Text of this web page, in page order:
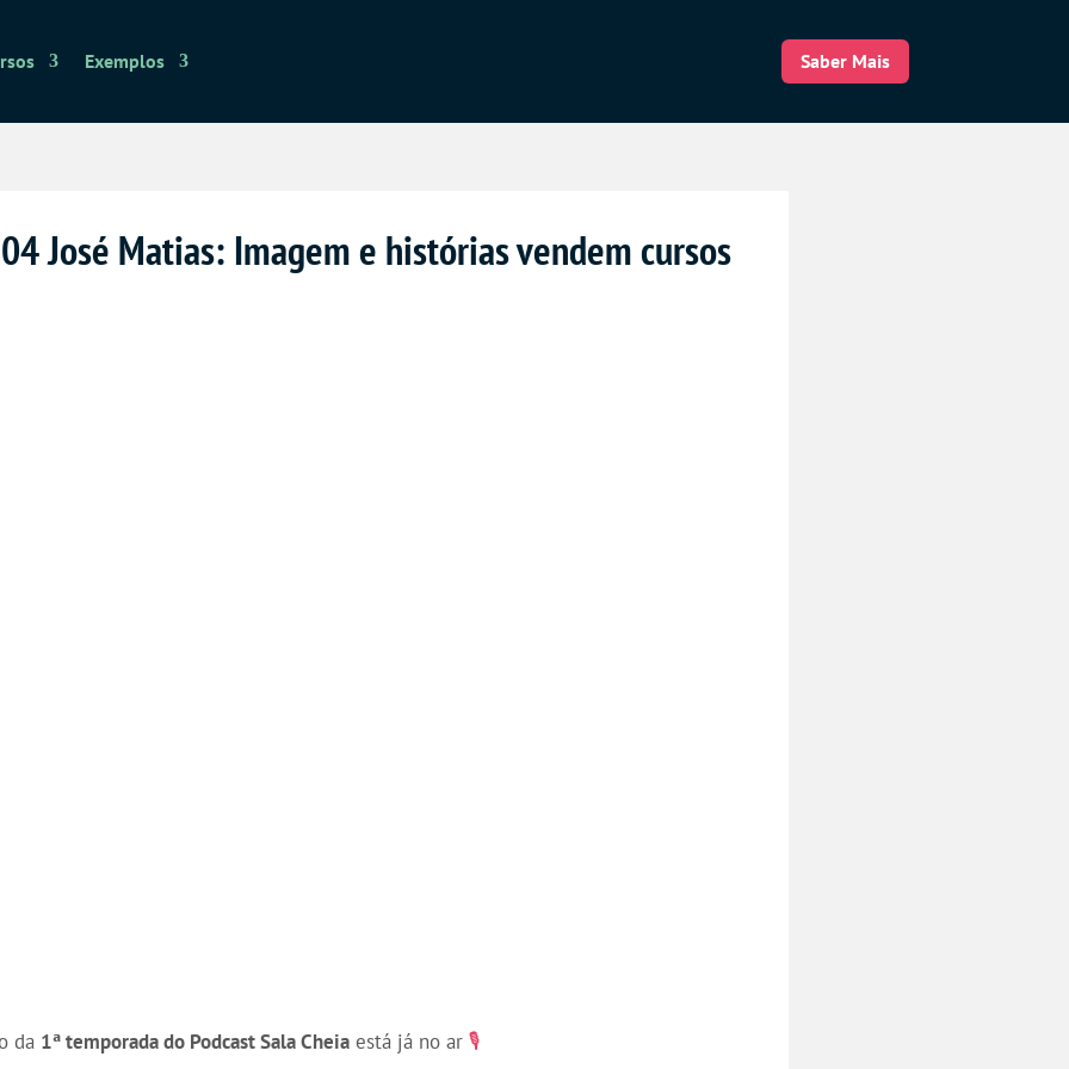
Exemplos Saber Mais
José Matias: Imagem e histórias vendem cursos
da 1ª temporada do Podcast Sala Cheiaestá já no ar 🎙️